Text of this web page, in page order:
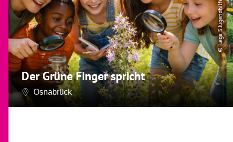
Der Grüne Finger spricht
Osnabrück
© Lega S Jugendhilfe